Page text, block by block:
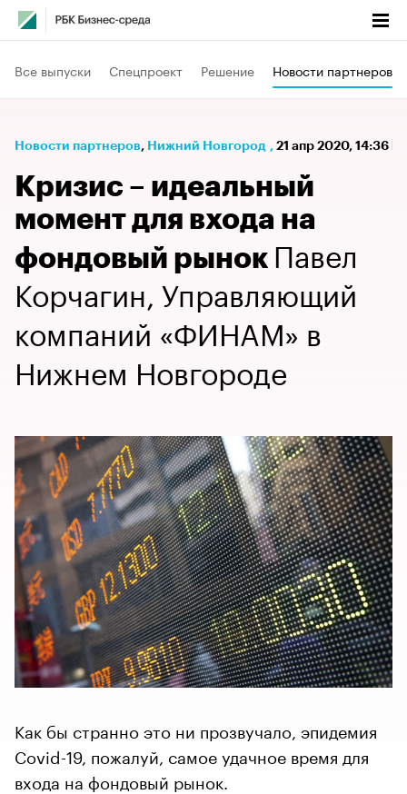
Все выпуски Спецпроект Решение Новости партнеров
Новости партнеров⁠, Нижний Новгород , 21 апр 2020, 14:36
Кризис – идеальный
момент для входа на
фондовый рынок Павел
Корчагин, Управляющий
компаний «ФИНАМ» в
Нижнем Новгороде
Как бы странно это ни прозвучало, эпидемия
Covid-19, пожалуй, самое удачное время для
входа на фондовый рынок.